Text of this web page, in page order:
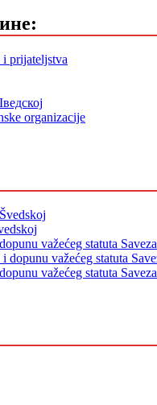
prijateljstva
organizacije
važećeg statuta
dopunu važećeg statuta
važećeg statuta